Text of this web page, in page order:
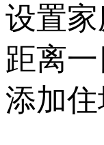
设置
距离
添加住